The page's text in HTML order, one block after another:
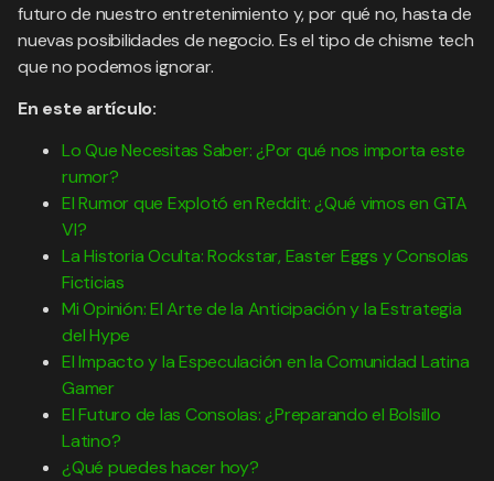
futuro de nuestro entretenimiento y, por qué no, hasta de
nuevas posibilidades de negocio. Es el tipo de chisme tech
que no podemos ignorar.
En este artículo:
Lo Que Necesitas Saber: ¿Por qué nos importa este
rumor?
El Rumor que Explotó en Reddit: ¿Qué vimos en GTA
VI?
La Historia Oculta: Rockstar, Easter Eggs y Consolas
Ficticias
Mi Opinión: El Arte de la Anticipación y la Estrategia
del Hype
El Impacto y la Especulación en la Comunidad Latina
Gamer
El Futuro de las Consolas: ¿Preparando el Bolsillo
Latino?
¿Qué puedes hacer hoy?